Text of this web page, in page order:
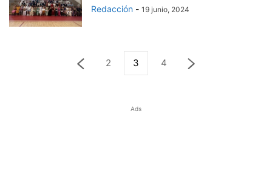
Redacción - 19 junio, 2024
2 3 4
Ads